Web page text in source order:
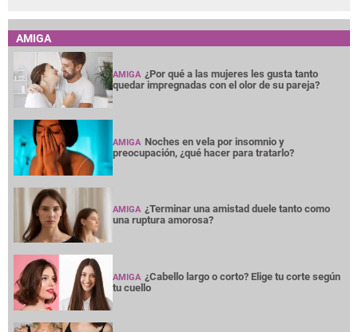
AMIGA
AMIGA ¿Por qué a las mujeres les gusta tanto
quedar impregnadas con el olor de su pareja?
AMIGA Noches en vela por insomnio y
preocupación, ¿qué hacer para tratarlo?
AMIGA ¿Terminar una amistad duele tanto como
una ruptura amorosa?
AMIGA ¿Cabello largo o corto? Elige tu corte según
tu cuello